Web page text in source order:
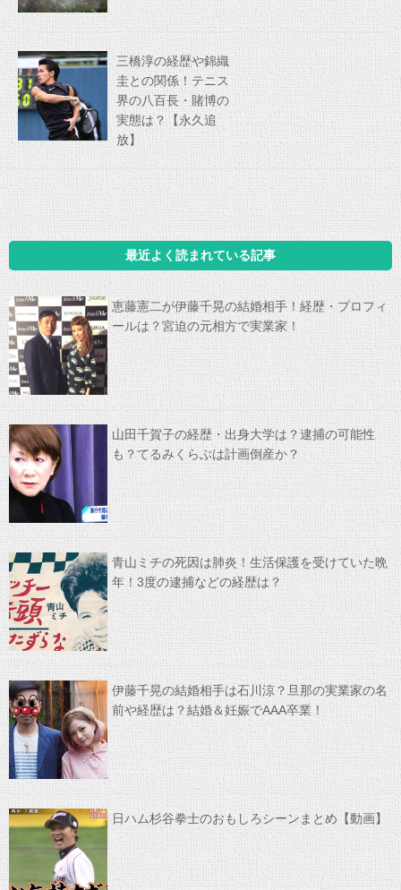
三橋淳の経歴や錦織
圭との関係！テニス
界の八百長・賭博の
実態は？【永久追
放】
最近よく読まれている記事
恵藤憲二が伊藤千晃の結婚相手！経歴・プロフィ
ールは？宮迫の元相方で実業家！
山田千賀子の経歴・出身大学は？逮捕の可能性
も？てるみくらぶは計画倒産か？
青山ミチの死因は肺炎！生活保護を受けていた晩
年！3度の逮捕などの経歴は？
伊藤千晃の結婚相手は石川涼？旦那の実業家の名
前や経歴は？結婚＆妊娠でAAA卒業！
日ハム杉谷拳士のおもしろシーンまとめ【動画】